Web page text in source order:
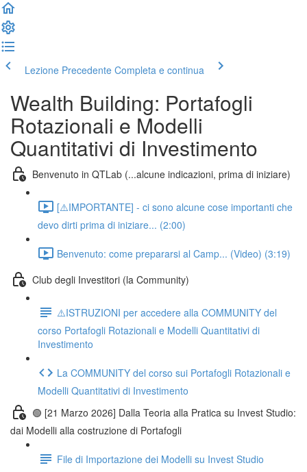
Lezione Precedente Completa e continua
Wealth Building: Portafogli
Rotazionali e Modelli
Quantitativi di Investimento
Benvenuto in QTLab (...alcune indicazioni, prima di iniziare)
[⚠️IMPORTANTE] - ci sono alcune cose importanti che
devo dirti prima di iniziare... (2:00)
Benvenuto: come prepararsi al Camp... (Video) (3:19)
Club degli Investitori (la Community)
⚠️ISTRUZIONI per accedere alla COMMUNITY del
corso Portafogli Rotazionali e Modelli Quantitativi di
Investimento
La COMMUNITY del corso sui Portafogli Rotazionali e
Modelli Quantitativi di Investimento
🟢 [21 Marzo 2026] Dalla Teoria alla Pratica su Invest Studio:
dai Modelli alla costruzione di Portafogli
File di Importazione dei Modelli su Invest Studio